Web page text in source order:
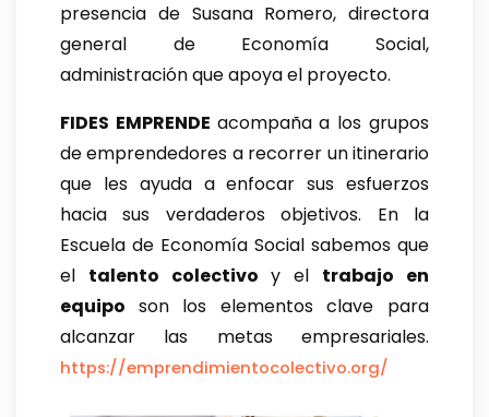
presencia de Susana Romero, directora
general de Economía Social,
administración que apoya el proyecto.
FIDES EMPRENDE acompaña a los grupos
de emprendedores a recorrer un itinerario
que les ayuda a enfocar sus esfuerzos
hacia sus verdaderos objetivos. En la
Escuela de Economía Social sabemos que
el talento colectivo y el trabajo en
equipo son los elementos clave para
alcanzar las metas empresariales.
https://emprendimientocolectivo.org/